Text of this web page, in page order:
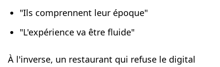
"Ils comprennent leur époque"
"L'expérience va être fluide"
À l'inverse, un restaurant qui refuse le digital